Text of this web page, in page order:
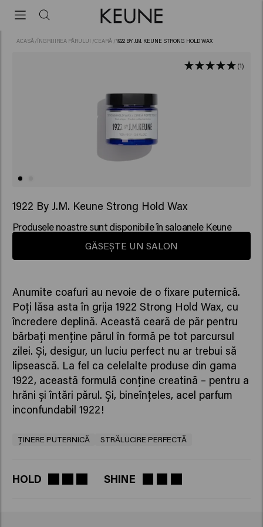
ACASĂ /ÎNGRIJIREA PĂRULUI /CEARĂ /1922 BY J.M. KEUNE STRONG HOLD WAX
(1)
1922 By J.M. Keune Strong Hold Wax
Produsele noastre sunt disponibile în saloanele Keune
GĂSEȘTE UN SALON
Anumite coafuri au nevoie de o fixare puternică.
Poți lăsa asta în grija 1922 Strong Hold Wax, cu
încredere deplină. Această ceară de păr pentru
bărbați menține părul în formă pe tot parcursul
zilei. Și, desigur, un luciu perfect nu ar trebui să
lipsească. La fel ca celelalte produse din gama
1922, această formulă conține creatină – pentru a
hrăni și întări părul. Și, bineînțeles, acel parfum
inconfundabil 1922!
ȚINERE PUTERNICĂ STRĂLUCIRE PERFECTĂ
HOLD SHINE